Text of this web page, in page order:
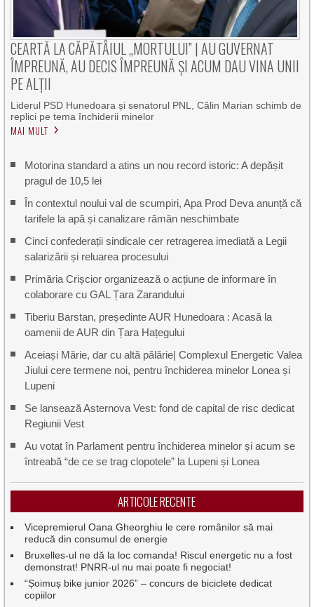
CEARTĂ LA CĂPĂTÂIUL „MORTULUI” | AU GUVERNAT
ÎMPREUNĂ, AU DECIS ÎMPREUNĂ ȘI ACUM DAU VINA UNII
PE ALȚII
Liderul PSD Hunedoara și senatorul PNL, Călin Marian schimb de
replici pe tema închiderii minelor
MAI MULT
Motorina standard a atins un nou record istoric: A depășit
pragul de 10,5 lei
În contextul noului val de scumpiri, Apa Prod Deva anunță că
tarifele la apă și canalizare rămân neschimbate
Cinci confederații sindicale cer retragerea imediată a Legii
salarizării și reluarea procesului
Primăria Crișcior organizează o acțiune de informare în
colaborare cu GAL Țara Zarandului
Tiberiu Barstan, președinte AUR Hunedoara : Acasă la
oamenii de AUR din Țara Hațegului
Aceiași Mărie, dar cu altă pălărie| Complexul Energetic Valea
Jiului cere termene noi, pentru închiderea minelor Lonea și
Lupeni
Se lansează Asternova Vest: fond de capital de risc dedicat
Regiunii Vest
Au votat în Parlament pentru închiderea minelor și acum se
întreabă “de ce se trag clopotele” la Lupeni și Lonea
ARTICOLE RECENTE
Vicepremierul Oana Gheorghiu le cere românilor să mai
reducă din consumul de energie
Bruxelles-ul ne dă la loc comanda! Riscul energetic nu a fost
demonstrat! PNRR-ul nu mai poate fi negociat!
“Șoimuș bike junior 2026” – concurs de biciclete dedicat
copiilor